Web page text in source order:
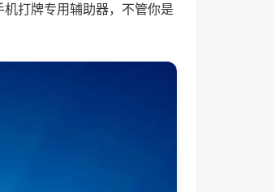
打牌专用辅助器，不管你是